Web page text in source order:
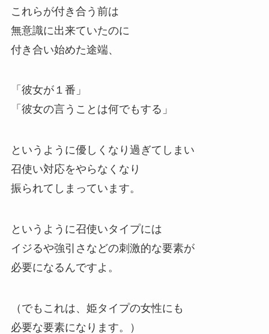
これらが付き合う前は
無意識に出来ていたのに
付き合い始めた途端、
「彼女が１番」
「彼女の言うことは何でもする」
というように優しくなり過ぎてしまい
召使い対応をやらなくなり
振られてしまっています。
というように召使いタイプには
イジるや強引さなどの刺激的な要素が
必要になるんですよ。
（でもこれは、姫タイプの女性にも
必要な要素になります。）